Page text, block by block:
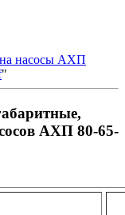
насосы АХП
"
АХП 80-65-